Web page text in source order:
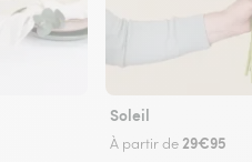
Soleil
À partir de 29€95